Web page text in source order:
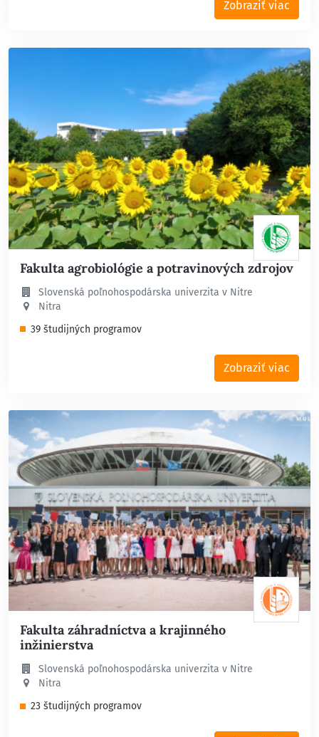
Zobraziť viac
Fakulta agrobiológie a potravinových zdrojov
Slovenská poľnohospodárska univerzita v Nitre
Nitra
39 študijných programov
Zobraziť viac
Fakulta záhradníctva a krajinného
inžinierstva
Slovenská poľnohospodárska univerzita v Nitre
Nitra
23 študijných programov